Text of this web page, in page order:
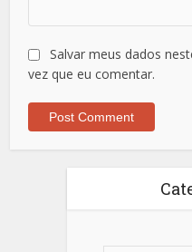
Salvar meus dados
vez que eu comentar.